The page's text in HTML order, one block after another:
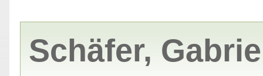
Schäfer,